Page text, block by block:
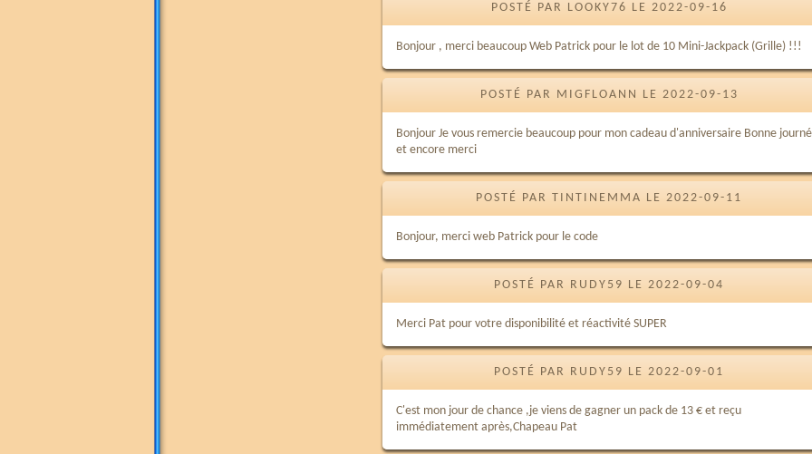
POSTÉ PAR LOOKY76 LE 2022-09-16
Bonjour , merci beaucoup Web Patrick pour le lot de 10 Mini-Jackpack (Grille) !!!
POSTÉ PAR MIGFLOANN LE 2022-09-13
Bonjour Je vous remercie beaucoup pour mon cadeau d'anniversaire Bonne
et encore merci
POSTÉ PAR TINTINEMMA LE 2022-09-11
Bonjour, merci web Patrick pour le code
POSTÉ PAR RUDY59 LE 2022-09-04
Merci Pat pour votre disponibilité et réactivité SUPER
POSTÉ PAR RUDY59 LE 2022-09-01
C'est mon jour de chance ,je viens de gagner un pack de 13 € et reçu
immédiatement après,Chapeau Pat